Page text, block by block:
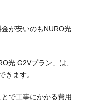
が安いのもNURO光
光 G2Vプラン」は、
きます。
で工事にかかる費用